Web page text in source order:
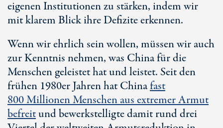
eigenen Institutionen zu stärken, indem wir
mit klarem Blick ihre Defizite erkennen.
Wenn wir ehrlich sein wollen, müssen wir auch
zur Kenntnis nehmen, was China für die
Menschen geleistet hat und leistet. Seit den
frühen 1980er Jahren hat Chinafast
800 MillionenMenschen aus extremer Armut
befreitund bewerkstelligte damit rund drei